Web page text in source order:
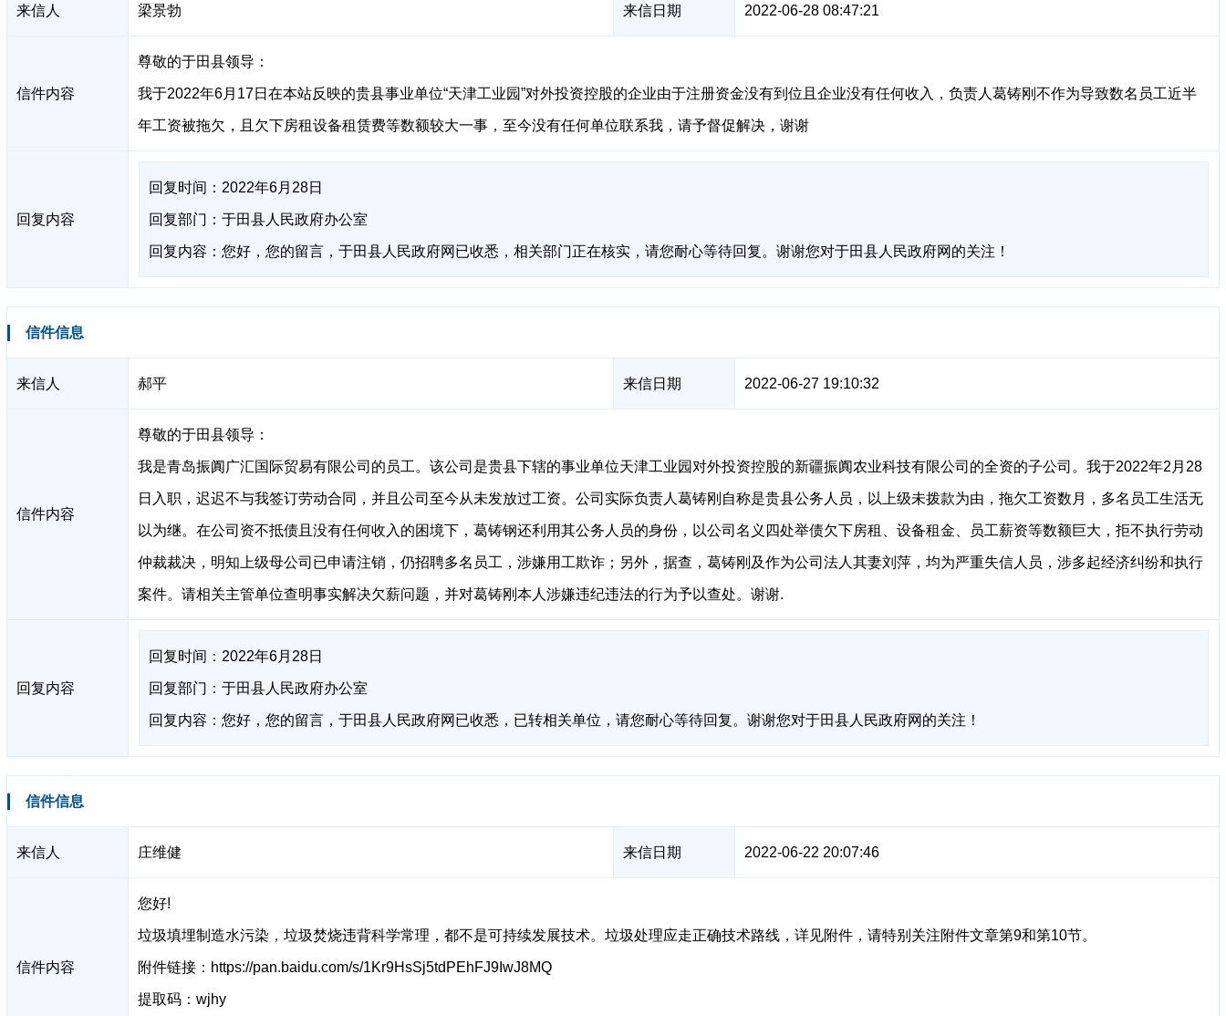
来信人 梁景勃 来信日期 2022-06-28 08:47:21
信件内容
尊敬的于田县领导：
我于2022年6月17日在本站反映的贵县事业单位“天津工业园”对外投资控股的企业由于注册资金没有到位且企业没有任何收入，负责人葛铸刚不作为导致数名员工近半
年工资被拖欠，且欠下房租设备租赁费等数额较大一事，至今没有任何单位联系我，请予督促解决，谢谢
回复内容
回复时间：2022年6月28日
回复部门：于田县人民政府办公室
回复内容：您好，您的留言，于田县人民政府网已收悉，相关部门正在核实，请您耐心等待回复。谢谢您对于田县人民政府网的关注！
信件信息
来信人 郝平 来信日期 2022-06-27 19:10:32
信件内容
尊敬的于田县领导：
我是青岛振阗广汇国际贸易有限公司的员工。该公司是贵县下辖的事业单位天津工业园对外投资控股的新疆振阗农业科技有限公司的全资的子公司。我于2022年2月28
日入职，迟迟不与我签订劳动合同，并且公司至今从未发放过工资。公司实际负责人葛铸刚自称是贵县公务人员，以上级未拨款为由，拖欠工资数月，多名员工生活无
以为继。在公司资不抵债且没有任何收入的困境下，葛铸钢还利用其公务人员的身份，以公司名义四处举债欠下房租、设备租金、员工薪资等数额巨大，拒不执行劳动
仲裁裁决，明知上级母公司已申请注销，仍招聘多名员工，涉嫌用工欺诈；另外，据查，葛铸刚及作为公司法人其妻刘萍，均为严重失信人员，涉多起经济纠纷和执行
案件。请相关主管单位查明事实解决欠薪问题，并对葛铸刚本人涉嫌违纪违法的行为予以查处。谢谢.
回复内容
回复时间：2022年6月28日
回复部门：于田县人民政府办公室
回复内容：您好，您的留言，于田县人民政府网已收悉，已转相关单位，请您耐心等待回复。谢谢您对于田县人民政府网的关注！
信件信息
来信人 庄维健 来信日期 2022-06-22 20:07:46
信件内容
您好!
垃圾填埋制造水污染，垃圾焚烧违背科学常理，都不是可持续发展技术。垃圾处理应走正确技术路线，详见附件，请特别关注附件文章第9和第10节。
附件链接：https://pan.baidu.com/s/1Kr9HsSj5tdPEhFJ9IwJ8MQ
提取码：wjhy